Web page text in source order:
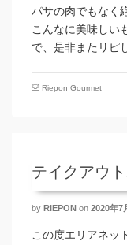
パサの肉でもなく
こんなに美味しい
で、是非またリピ
Riepon Gourmet
テイクアウ
by RIEPON on 2020年7
この度エリアネッ